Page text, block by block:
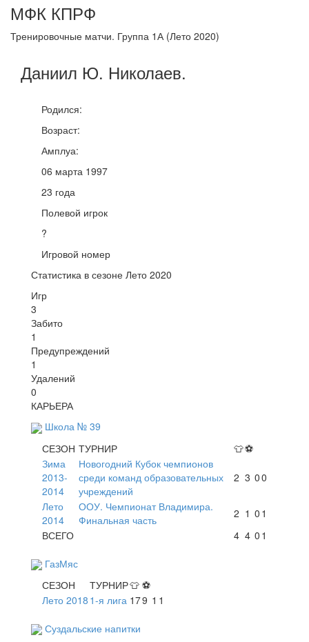
МФК КПРФ
Тренировочные матчи. Группа 1А (Лето 2020)
Даниил Ю. Николаев.
Родился:
Возраст:
Амплуа:
06 марта 1997
23 года
Полевой игрок
?
Игровой номер
Статистика в сезоне Лето 2020
Игр
3
Забито
1
Предупреждений
1
Удалений
0
КАРЬЕРА
Школа № 39
СЕЗОН ТУРНИР 👕⚽
Зима
2013-
2014
Новогодний Кубок чемпионов
среди команд образовательных
учреждений
2 3 00
Лето
2014
ООУ. Чемпионат Владимира.
Финальная часть
2 1 0 1
ВСЕГО
4 4 0 1
ГазМяс
СЕЗОН
ТУРНИР👕 ⚽
Лето 2018 1-я лига 179 1 1
Суздальские напитки